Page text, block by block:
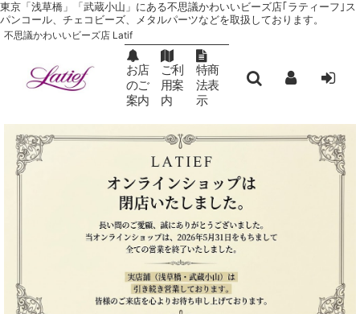
東京「浅草橋」「武蔵小山」にある不思議かわいいビーズ店｢ラティーフ｣ ス
パンコール、チェコビーズ、メタルパーツなどを取扱しております。
不思議かわいいビーズ店 Latif
お店
のご
案内
ご利
用案
内
特商
法表
示